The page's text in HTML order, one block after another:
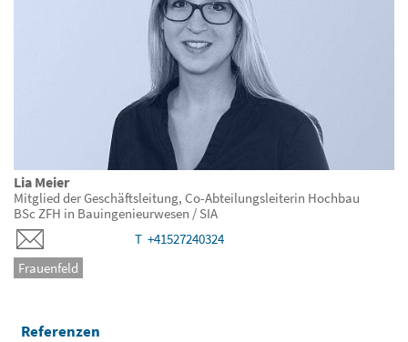
Lia Meier
Mitglied der Geschäftsleitung, Co-Abteilungsleiterin Hochbau
BSc ZFH in Bauingenieurwesen / SIA
T +41527240324
Frauenfeld
Referenzen